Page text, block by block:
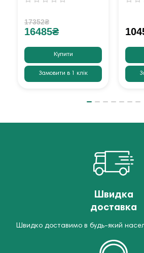
17352₴
16485₴
Купити
Замовити в 1 клік
Швидка
доставка
Швидко доставимо в будь-який